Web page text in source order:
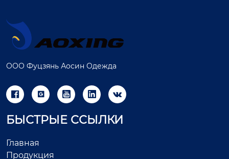
ООО Фуцзянь Аосин Одежда
    
БЫСТРЫЕ ССЫЛКИ
Главная
Продукция